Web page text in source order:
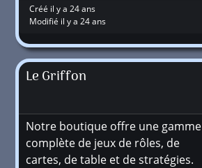
Créé il y a 24 ans
Modifié il y a 24 ans
Le Griffon
Notre boutique offre une gamme
complète de jeux de rôles, de
cartes, de table et de stratégies.